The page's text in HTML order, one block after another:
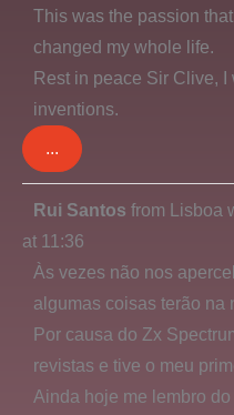
This was the passion
changed my whole life.
Rest in peace Sir Clive,
inventions.
...
Rui Santos from Lisboa
at 11:36
Às vezes não nos
algumas coisas terão na
Por causa do Zx
revistas e tive o meu
Ainda hoje me lembro
Toggle
this
metabox.